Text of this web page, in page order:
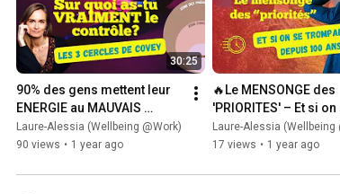
professionnelle. Prêt·e à passer au niveau
30:25
90% des gens mettent leur
ENERGIE au MAUVAIS
ENDROIT..en fais-tu partie? -
Les CERCLES D'INFLUENCE
Laure-Alessia (Wellbeing @Work)
90 views • 1 year ago
🔥Le MENSONGE des
'PRIORITES' – Et si on
trompait depuis 100
Laure-Alessia (Wellbeing
17 views • 1 year ago